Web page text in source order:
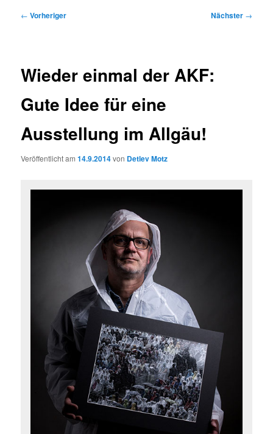
Beitragsnavigation
← Vorheriger Nächster →
Wieder einmal der AKF:
Gute Idee für eine
Ausstellung im Allgäu!
Veröffentlicht am14.9.2014von Detlev Motz